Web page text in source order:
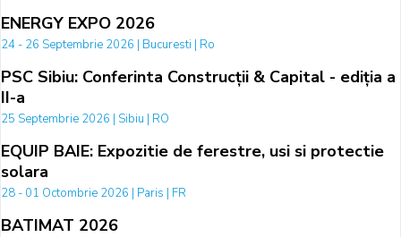
ENERGY EXPO 2026
24 - 26 Septembrie 2026 | Bucuresti | Ro
PSC Sibiu: Conferinta Construcții & Capital - ediția a
II-a
25 Septembrie 2026 | Sibiu | RO
EQUIP BAIE: Expozitie de ferestre, usi si protectie
solara
28 - 01 Octombrie 2026 | Paris | FR
BATIMAT 2026